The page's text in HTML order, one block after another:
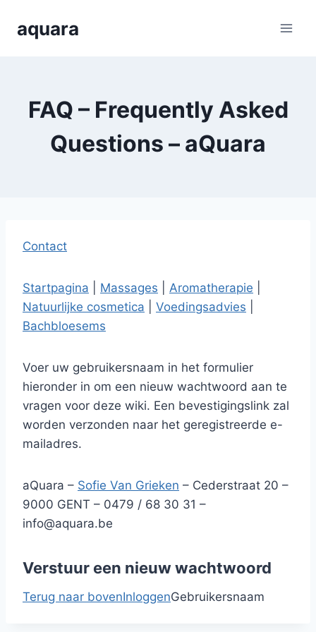
aquara
FAQ – Frequently Asked
Questions – aQuara
Contact
Startpagina Massages Aromatherapie
Natuurlijke cosmetica
Voedingsadvies
Bachbloesems
Voer uw gebruikersnaam in het formulier
hieronder in om een nieuw wachtwoord aan te
vragen voor deze wiki. Een bevestigingslink zal
worden verzonden naar het geregistreerde e-
mailadres.
aQuara – Sofie Van Grieken – Cederstraat 20 –
9000 GENT – 0479 / 68 30 31 –
info@aquara.be
Verstuur een nieuw wachtwoord
Terug naar bovenInloggenGebruikersnaam